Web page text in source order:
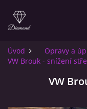
ÚVOD
Úvod
Opravy a
VW Brouk - snížení
VW